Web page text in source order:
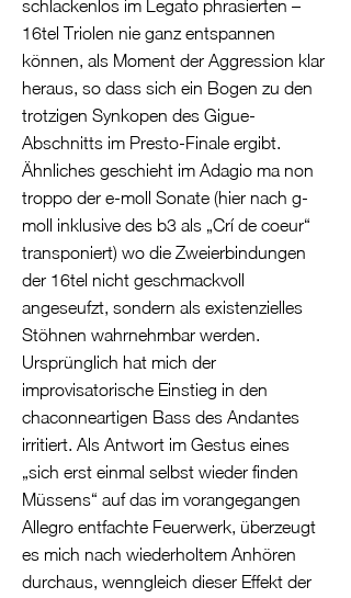
schlackenlos im Legato phrasierten –
16tel Triolen nie ganz entspannen
können, als Moment der Aggression klar
heraus, so dass sich ein Bogen zu den
trotzigen Synkopen des Gigue-
Abschnitts im Presto-Finale ergibt.
Ähnliches geschieht im Adagio ma non
troppo der e-moll Sonate (hier nach g-
moll inklusive des b3 als „Crí de coeur“
transponiert) wo die Zweierbindungen
der 16tel nicht geschmackvoll
angeseufzt, sondern als existenzielles
Stöhnen wahrnehmbar werden.
Ursprünglich hat mich der
improvisatorische Einstieg in den
chaconneartigen Bass des Andantes
irritiert. Als Antwort im Gestus eines
„sich erst einmal selbst wieder finden
Müssens“ auf das im vorangegangen
Allegro entfachte Feuerwerk, überzeugt
es mich nach wiederholtem Anhören
durchaus, wenngleich dieser Effekt der